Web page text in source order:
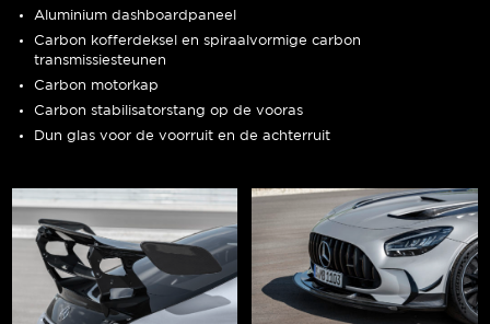
Aluminium dashboardpaneel
Carbon kofferdeksel en spiraalvormige carbon
transmissiesteunen
Carbon motorkap
Carbon stabilisatorstang op de vooras
Dun glas voor de voorruit en de achterruit